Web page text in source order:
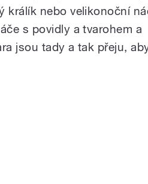
králík nebo velikonoční
s povidly a tvarohem a
jsou tady a tak přeju,